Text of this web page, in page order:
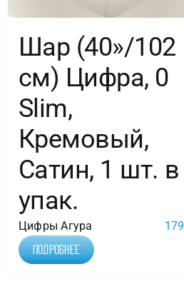
Шар (40»/102
см) Цифра, 0
Slim,
Кремовый,
Сатин, 1 шт. в
упак.
Цифры Агура 179
Подробнее